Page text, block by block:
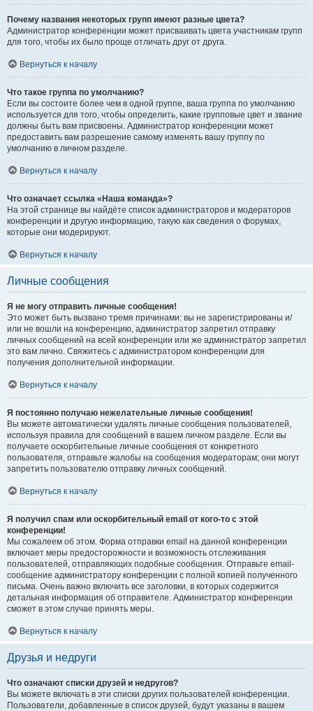
Почему названия некоторых групп имеют разные цвета?
Администратор конференции может присваивать цвета участникам групп
для того, чтобы их было проще отличать друг от друга.
Вернуться к началу
Что такое группа по умолчанию?
Если вы состоите более чем в одной группе, ваша группа по умолчанию
используется для того, чтобы определить, какие групповые цвет и звание
должны быть вам присвоены. Администратор конференции может
предоставить вам разрешение самому изменять вашу группу по
умолчанию в личном разделе.
Вернуться к началу
Что означает ссылка «Наша команда»?
На этой странице вы найдёте список администраторов и модераторов
конференции и другую информацию, такую как сведения о форумах,
которые они модерируют.
Вернуться к началу
Личные сообщения
Я не могу отправить личные сообщения!
Это может быть вызвано тремя причинами: вы не зарегистрированы и/
или не вошли на конференцию, администратор запретил отправку
личных сообщений на всей конференции или же администратор запретил
это вам лично. Свяжитесь с администратором конференции для
получения дополнительной информации.
Вернуться к началу
Я постоянно получаю нежелательные личные сообщения!
Вы можете автоматически удалять личные сообщения пользователей,
используя правила для сообщений в вашем личном разделе. Если вы
получаете оскорбительные личные сообщения от конкретного
пользователя, отправьте жалобы на сообщения модераторам; они могут
запретить пользователю отправку личных сообщений.
Вернуться к началу
Я получил спам или оскорбительный email от кого-то с этой
конференции!
Мы сожалеем об этом. Форма отправки email на данной конференции
включает меры предосторожности и возможность отслеживания
пользователей, отправляющих подобные сообщения. Отправьте email-
сообщение администратору конференции с полной копией полученного
письма. Очень важно включить все заголовки, в которых содержится
детальная информация об отправителе. Администратор конференции
сможет в этом случае принять меры.
Вернуться к началу
Друзья и недруги
Что означают списки друзей и недругов?
Вы можете включать в эти списки других пользователей конференции.
Пользователи, добавленные в список друзей, будут указаны в вашем